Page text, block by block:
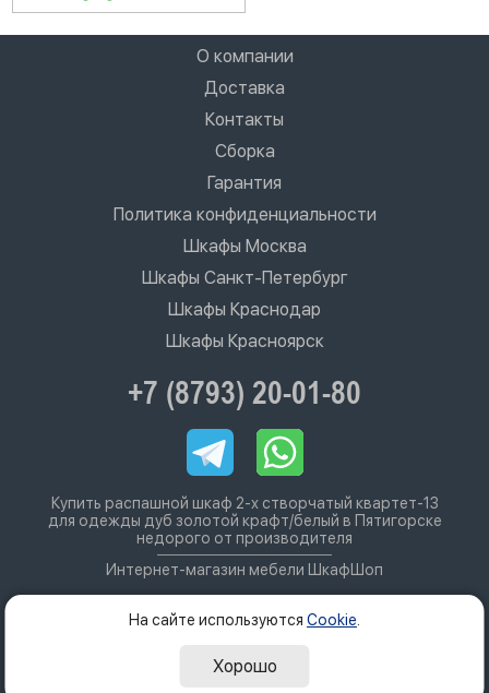
О компании
Доставка
Контакты
Сборка
Гарантия
Политика конфиденциальности
Шкафы Москва
Шкафы Санкт-Петербург
Шкафы Краснодар
Шкафы Красноярск
+7 (8793) 20-01-80
Купить распашной шкаф 2-х створчатый квартет-13
для одежды дуб золотой крафт/белый в Пятигорске
недорого от производителя
Интернет-магазин мебели ШкафШоп
На сайте используются Cookie
Хорошо